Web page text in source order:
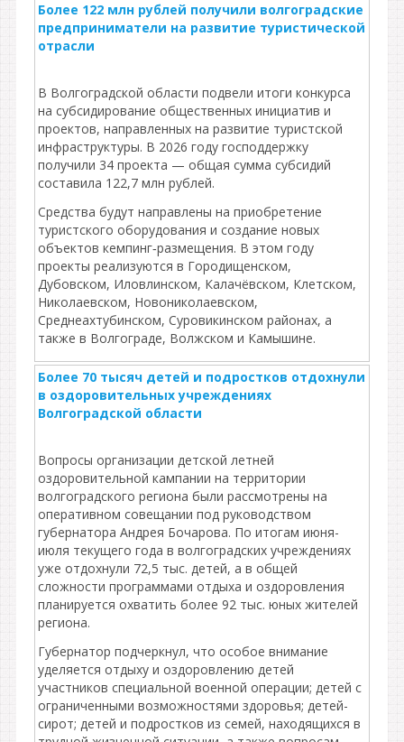
Более 122 млн рублей получили волгоградские
предприниматели на развитие туристической
отрасли
В Волгоградской области подвели итоги конкурса
на субсидирование общественных инициатив и
проектов, направленных на развитие туристской
инфраструктуры. В 2026 году господдержку
получили 34 проекта — общая сумма субсидий
составила 122,7 млн рублей.
Средства будут направлены на приобретение
туристского оборудования и создание новых
объектов кемпинг‑размещения. В этом году
проекты реализуются в Городищенском,
Дубовском, Иловлинском, Калачёвском, Клетском,
Николаевском, Новониколаевском,
Среднеахтубинском, Суровикинском районах, а
также в Волгограде, Волжском и Камышине.
Более 70 тысяч детей и подростков отдохнули
в оздоровительных учреждениях
Волгоградской области
Вопросы организации детской летней
оздоровительной кампании на территории
волгоградского региона были рассмотрены на
оперативном совещании под руководством
губернатора Андрея Бочарова. По итогам июня-
июля текущего года в волгоградских учреждениях
уже отдохнули 72,5 тыс. детей, а в общей
сложности программами отдыха и оздоровления
планируется охватить более 92 тыс. юных жителей
региона.
Губернатор подчеркнул, что особое внимание
уделяется отдыху и оздоровлению детей
участников специальной военной операции; детей с
ограниченными возможностями здоровья; детей-
сирот; детей и подростков из семей, находящихся в